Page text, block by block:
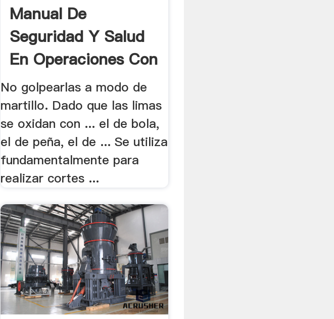
Manual De
Seguridad Y Salud
En Operaciones Con
...
No golpearlas a modo de
martillo. Dado que las limas
se oxidan con ... el de bola,
el de peña, el de ... Se utiliza
fundamentalmente para
realizar cortes ...